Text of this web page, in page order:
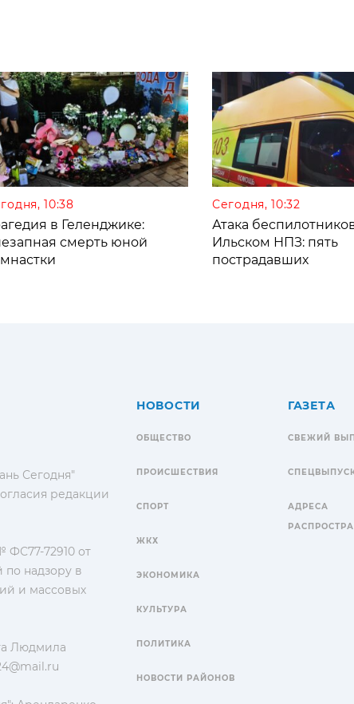
10:38
в Геленджике:
смерть юной
Сегодня, 10:32
Атака
Ильском НПЗ: пять
пострадавших
Сегодня"
редакции
72910 от
по надзору в
и массовых
Людмила
НОВОСТИ
ОБЩЕСТВО
ПРОИСШЕСТВИЯ
СПОРТ
ЖКХ
ЭКОНОМИКА
КУЛЬТУРА
ПОЛИТИКА
НОВОСТИ РАЙОНОВ
ГАЗЕТА
СВЕЖИЙ
АДРЕСА